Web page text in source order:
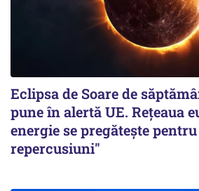
Eclipsa de Soare de
pune în alertă UE. Rețeaua
energie se pregătește
repercusiuni"